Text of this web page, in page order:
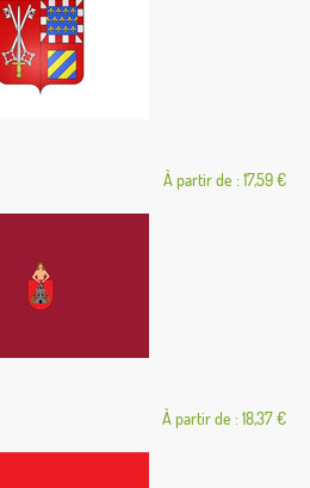
À partir de : 17,59 €
À partir de : 18,37 €